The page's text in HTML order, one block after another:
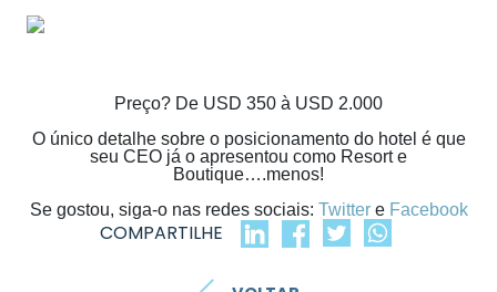
Preço? De USD 350 à USD 2.000
O único detalhe sobre o posicionamento do hotel é que
seu CEO já o apresentou como Resort e
Boutique….menos!
Se gostou, siga-o nas redes sociais: Twitter e Facebook
COMPARTILHE